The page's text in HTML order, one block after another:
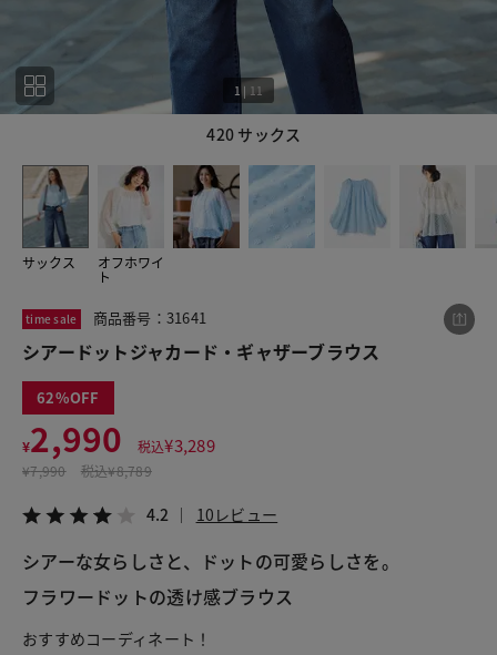
420 サックス
1 | 11
サックス オフホワイ
ト
time sale 商品番号：31641
シアードットジャカード・ギャザーブラウス
62
¥2,990 税込¥3,289
¥7,990 税込¥8,789
4.2 10レビュー
シアーな女らしさと、ドットの可愛らしさを。
フラワードットの透け感ブラウス
おすすめコーディネート！
この商品をシェアする
¥2,990
税込¥3,289
LINE X メール